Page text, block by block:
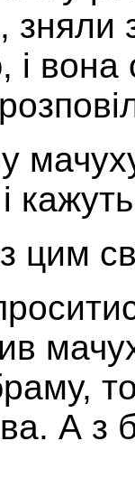
зняли
вона
А